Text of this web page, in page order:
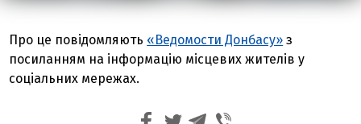
Про це повідомляють «Ведомости Донбасу» з
посиланням на інформацію місцевих жителів у
соціальних мережах.